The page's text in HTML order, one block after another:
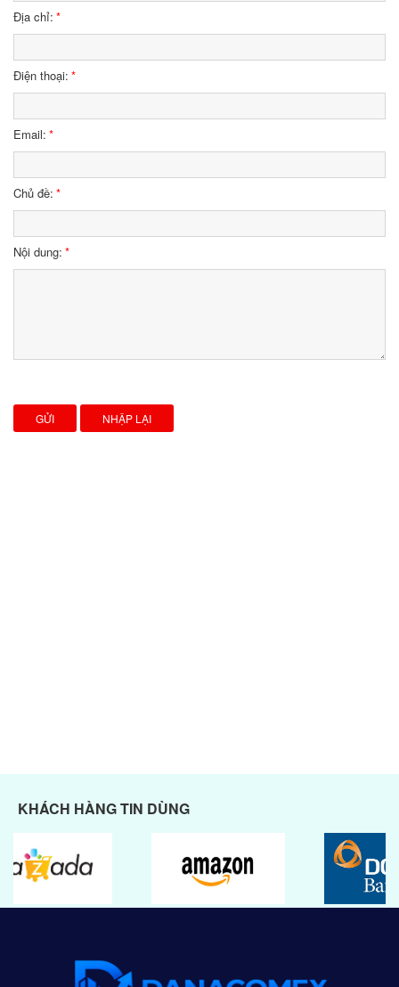
Địa chỉ: *
Điện thoại: *
Email: *
Chủ đề: *
Nội dung: *
KHÁCH HÀNG TIN DÙNG